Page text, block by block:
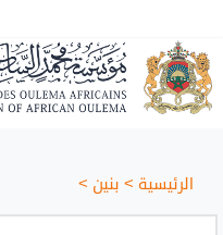
الرئيسية > بنين >